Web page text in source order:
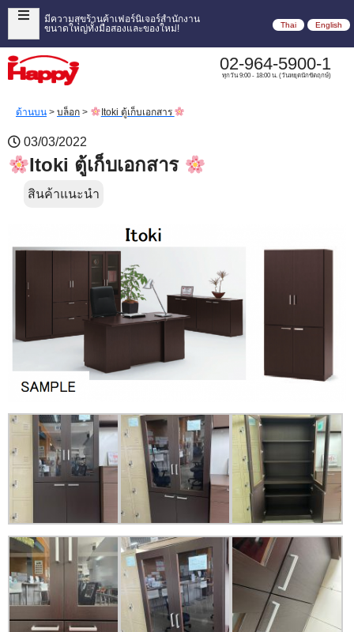
มีความสุขร้านค้าเฟอร์นิเจอร์สำนักงาน
ขนาดใหญ่ทั้งมือสองและของใหม่!
Thai English
02-964-5900-1
ทุกวัน 9:00 - 18:00 น. (วันหยุดนักขัตฤกษ์)
ด้านบน > บล็อก > Itoki ตู้เก็บเอกสาร
03/03/2022
Itoki ตู้เก็บเอกสาร
สินค้าแนะนำ